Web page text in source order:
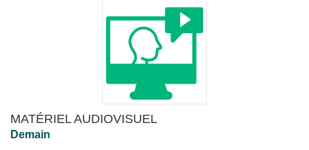
MATÉRIEL AUDIOVISUEL
Demain